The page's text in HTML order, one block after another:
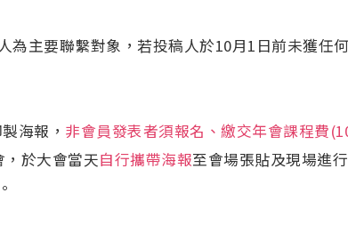
為主要聯繫對象，若投稿人於10月1日前未獲任
海報， 非會員發表者須報名、繳交年會課程費
於大會當天自行攜帶海報至會場張貼及現場進